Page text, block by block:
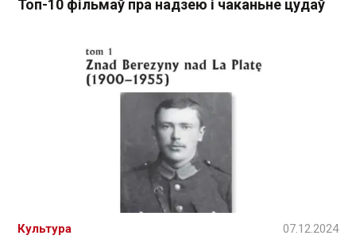
Топ-10 фільмаў пра надзею і чаканьне цудаў
Культура 07.12.2024